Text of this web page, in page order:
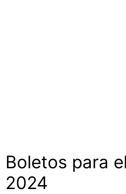
Boletos para
2024